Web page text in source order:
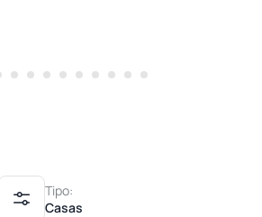
Tipo:
Casas